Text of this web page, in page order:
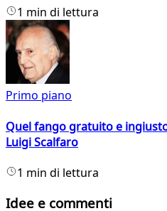
1 min di lettura
Primo piano
Quel fango gratuito e
Luigi Scalfaro
1 min di lettura
Idee e commenti